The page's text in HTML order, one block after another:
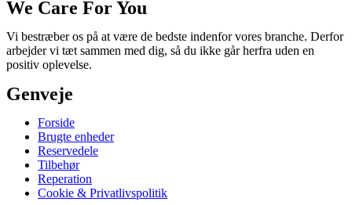
We Care For You
Vi bestræber os på at være de bedste indenfor vores branche. Derfor
arbejder vi tæt sammen med dig, så du ikke går herfra uden en
positiv oplevelse.
Genveje
Forside
Brugte enheder
Reservedele
Tilbehør
Reperation
Cookie & Privatlivspolitik